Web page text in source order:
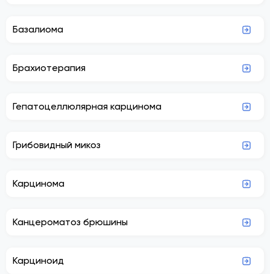
Базалиома
Брахиотерапия
Гепатоцеллюлярная карцинома
Грибовидный микоз
Карцинома
Канцероматоз брюшины
Карциноид